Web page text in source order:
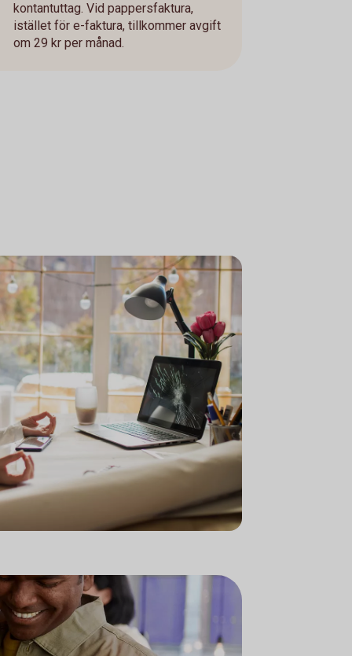
kontantuttag. Vid pappersfaktura,
istället för e-faktura, tillkommer avgift
om 29 kr per månad.